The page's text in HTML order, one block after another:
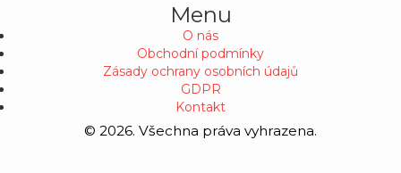
Menu
O nás
Obchodní podmínky
Zásady ochrany osobních údajů
GDPR
Kontakt
© 2026. Všechna práva vyhrazena.